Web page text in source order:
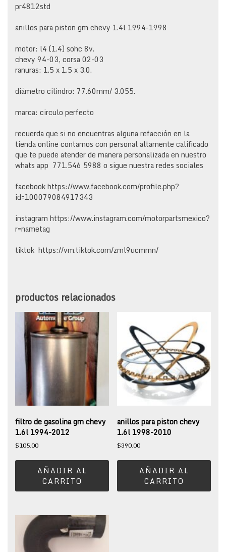
pr4812std
anillos para piston gm chevy 1.4l 1994-1998
motor: l4 (1.4) sohc 8v.
chevy 94-03, corsa 02-03
ranuras: 1.5 x 1.5 x 3.0.
diámetro cilindro: 77.60mm/ 3.055.
marca: circulo perfecto
recuerda que si no encuentras alguna refacción en la
tienda online contamos con personal altamente calificado
que te puede atender de manera personalizada en nuestro
whats app 771.546 5988 o sigue nuestra redes sociales
facebook https://www.facebook.com/profile.php?
id=100079084917343
instagram https://www.instagram.com/motorpartsmexico?
r=nametag
tiktok https://vm.tiktok.com/zml9ucmmn/
productos relacionados
filtro de gasolina gm chevy
1.6l 1994-2012
$105.00
AÑADIR AL
CARRITO
anillos para piston chevy
1.6l 1998-2010
$390.00
AÑADIR AL
CARRITO